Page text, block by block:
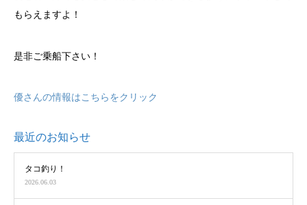
もらえますよ！
是非ご乗船下さい！
優さんの情報はこちらをクリック
最近のお知らせ
タコ釣り！
2026.06.03